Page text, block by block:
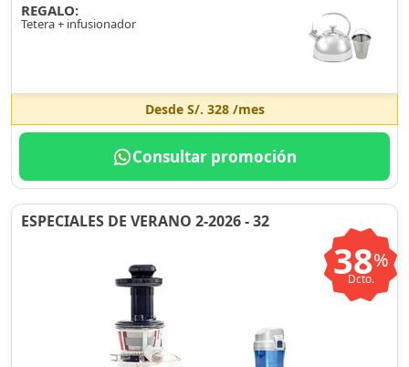
REGALO:
Tetera + infusionador
Desde S/. 328/mes
Consultar promoción
ESPECIALES DE VERANO 2-2026 - 32
38%
Dcto.